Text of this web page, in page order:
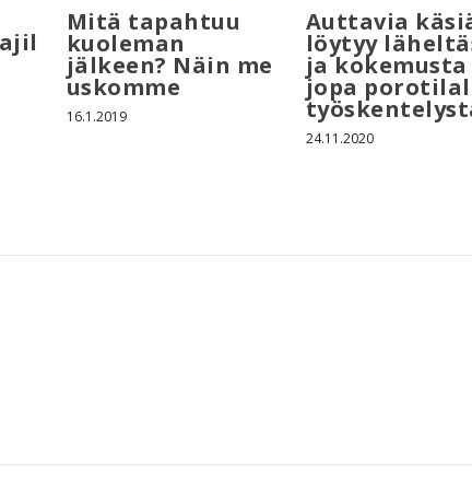
Mitä tapahtuu
kuoleman
jälkeen? Näin me
uskomme
16.1.2019
Auttavia
löytyy
ja kokemusta
jopa
24.11.2020